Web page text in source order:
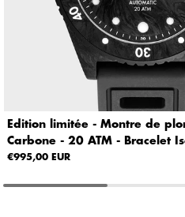
Edition limitée - Montre de
Carbone - 20 ATM - Bracelet
€995,00 EUR